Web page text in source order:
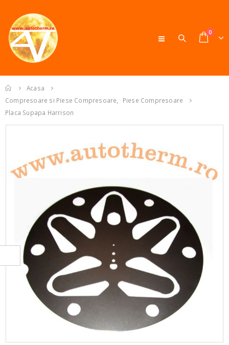
0
Acasa
Compresoare si Piese Compresoare
Piese Compresoare
Placa Supapa Harrison